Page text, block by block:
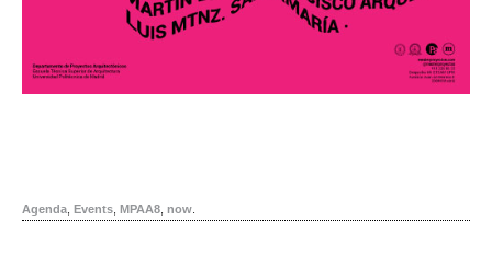
Agenda Events MPAA8 now